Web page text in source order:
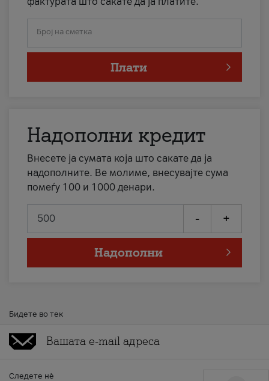
Број на сметка
Плати
Надополни кредит
Внесете ја сумата која што сакате да ја
надополните. Ве молиме, внесувајте сума
помеѓу 100 и 1000 денари.
- +
Надополни
Бидете во тек
Следете нè